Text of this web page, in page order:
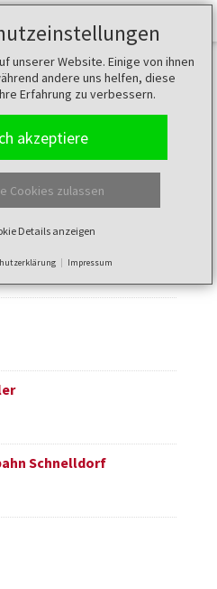
unserer Website. Einige von ihnen
andere uns helfen, diese
Erfahrung zu verbessern.
akzeptiere
Cookies zulassen
Details anzeigen
Impressum
Schnelldorf